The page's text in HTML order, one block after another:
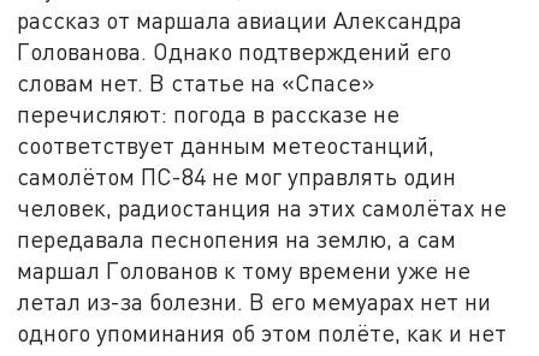
рассказ от маршала авиации Александра
Голованова. Однако подтверждений его
словам нет. В статье на «Спасе»
перечисляют: погода в рассказе не
соответствует данным метеостанций,
самолётом ПС-84 не мог управлять один
человек, радиостанция на этих самолётах не
передавала песнопения на землю, а сам
маршал Голованов к тому времени уже не
летал из-за болезни. В его мемуарах нет ни
одного упоминания об этом полёте, как и нет